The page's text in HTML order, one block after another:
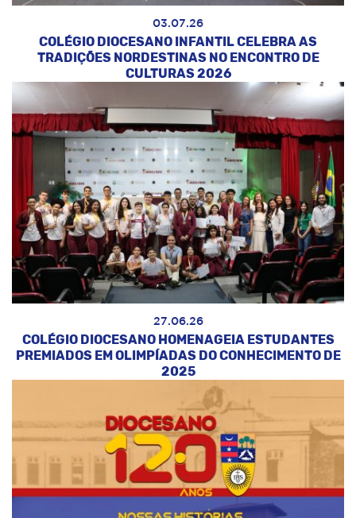
03.07.26
COLÉGIO DIOCESANO INFANTIL CELEBRA AS
TRADIÇÕES NORDESTINAS NO ENCONTRO DE
CULTURAS 2026
27.06.26
COLÉGIO DIOCESANO HOMENAGEIA ESTUDANTES
PREMIADOS EM OLIMPÍADAS DO CONHECIMENTO DE
2025